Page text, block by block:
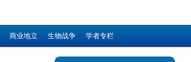
商业地立 生物战争 学者专栏